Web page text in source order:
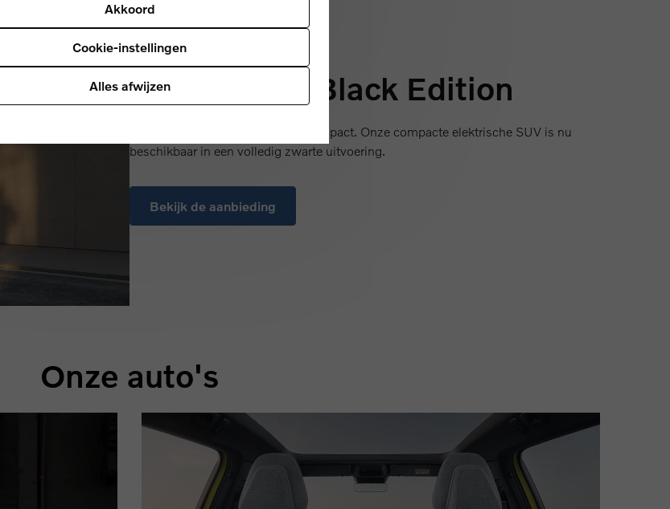
Black Edition
Volvo EX30 Black Edition
Een kleine aanpassing met grote impact. Onze compacte elektrische SUV is nu
beschikbaar in een volledig zwarte uitvoering.
Bekijk de aanbieding
Onze auto's
Akkoord
Cookie-instellingen
Alles afwijzen